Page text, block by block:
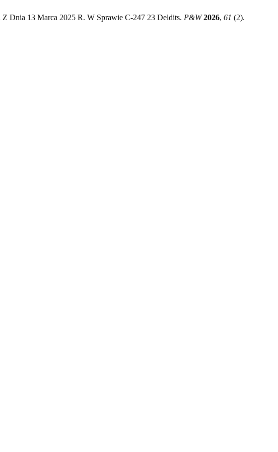
Dnia 13 Marca 2025 R. W Sprawie C-247 23 Deldits. P&W 2026, 61 (2).